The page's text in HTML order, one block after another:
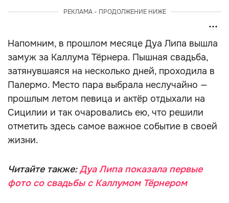
РЕКЛАМА - ПРОДОЛЖЕНИЕ НИЖЕ
Напомним, в прошлом месяце Дуа Липа вышла
замуж за Каллума Тёрнера. Пышная свадьба,
затянувшаяся на несколько дней, проходила в
Палермо. Место пара выбрала неслучайно —
прошлым летом певица и актёр отдыхали на
Сицилии и так очаровались ею, что решили
отметить здесь самое важное событие в своей
жизни.
Читайте также:Дуа Липа показала первые
фото со свадьбы с Каллумом Тёрнером